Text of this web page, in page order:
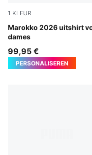
1 KLEUR
Marokko 2026 uitshirt
dames
PUMA White-Victory
99,95 €
PERSONALISEREN